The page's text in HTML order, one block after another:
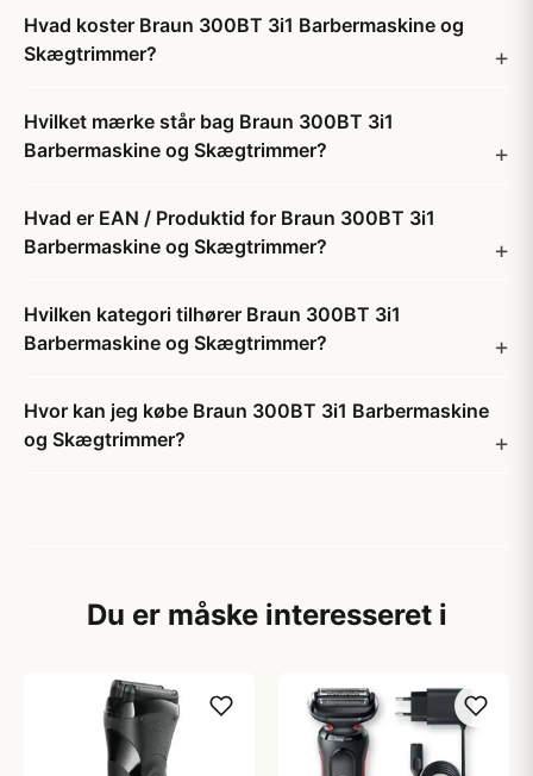
Hvad koster Braun 300BT 3i1 Barbermaskine og
Skægtrimmer?
Hvilket mærke står bag Braun 300BT 3i1
Barbermaskine og Skægtrimmer?
Hvad er EAN / Produktid for Braun 300BT 3i1
Barbermaskine og Skægtrimmer?
Hvilken kategori tilhører Braun 300BT 3i1
Barbermaskine og Skægtrimmer?
Hvor kan jeg købe Braun 300BT 3i1 Barbermaskine
og Skægtrimmer?
Du er måske interesseret i